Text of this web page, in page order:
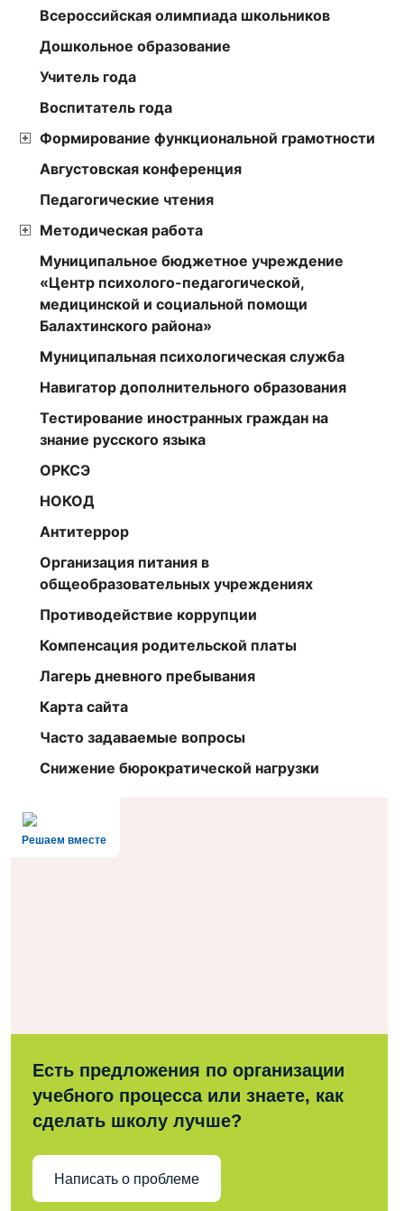
Всероссийская олимпиада школьников
Дошкольное образование
Учитель года
Воспитатель года
Формирование функциональной грамотности
Августовская конференция
Педагогические чтения
Методическая работа
Муниципальное бюджетное учреждение
«Центр психолого-педагогической,
медицинской и социальной помощи
Балахтинского района»
Муниципальная психологическая служба
Навигатор дополнительного образования
Тестирование иностранных граждан на
знание русского языка
ОРКСЭ
НОКОД
Антитеррор
Организация питания в
общеобразовательных учреждениях
Противодействие коррупции
Компенсация родительской платы
Лагерь дневного пребывания
Карта сайта
Часто задаваемые вопросы
Снижение бюрократической нагрузки
Решаем вместе
Есть предложения по организации
учебного процесса или знаете, как
сделать школу лучше?
Написать о проблеме